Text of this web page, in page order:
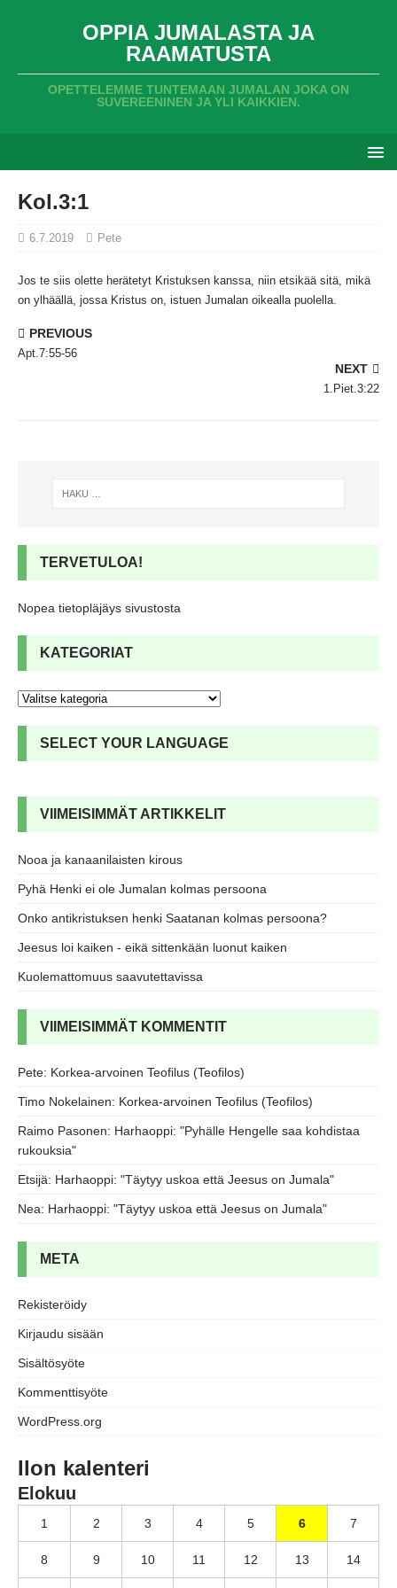
OPPIA JUMALASTA JA
RAAMATUSTA
OPETTELEMME TUNTEMAAN JUMALAN JOKA ON
SUVEREENINEN JA YLI KAIKKIEN.
Kol.3:1
6.7.2019 Pete
Jos te siis olette herätetyt Kristuksen kanssa, niin etsikää sitä, mikä
on ylhäällä, jossa Kristus on, istuen Jumalan oikealla puolella.
PREVIOUS
Apt.7:55-56
NEXT
1.Piet.3:22
TERVETULOA!
Nopea tietopläjäys sivustosta
KATEGORIAT
SELECT YOUR LANGUAGE
VIIMEISIMMÄT ARTIKKELIT
Nooa ja kanaanilaisten kirous
Pyhä Henki ei ole Jumalan kolmas persoona
Onko antikristuksen henki Saatanan kolmas persoona?
Jeesus loi kaiken - eikä sittenkään luonut kaiken
Kuolemattomuus saavutettavissa
VIIMEISIMMÄT KOMMENTIT
Pete: Korkea-arvoinen Teofilus (Teofilos)
Timo Nokelainen: Korkea-arvoinen Teofilus (Teofilos)
Raimo Pasonen: Harhaoppi: "Pyhälle Hengelle saa kohdistaa
rukouksia"
Etsijä: Harhaoppi: "Täytyy uskoa että Jeesus on Jumala"
Nea: Harhaoppi: "Täytyy uskoa että Jeesus on Jumala"
META
Rekisteröidy
Kirjaudu sisään
Sisältösyöte
Kommenttisyöte
WordPress.org
Ilon kalenteri
Elokuu
1 2 3 4 5 6 7
8 9 10 11 12 13 14